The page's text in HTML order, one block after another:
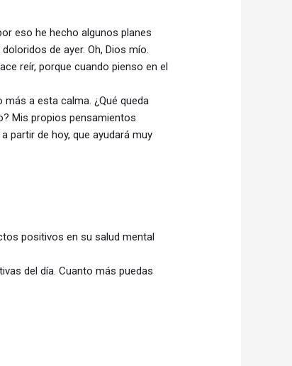
eso he hecho algunos planes
de ayer. Oh, Dios mío.
reír, porque cuando pienso en el
a esta calma. ¿Qué queda
Mis propios pensamientos
partir de hoy, que ayudará muy
positivos en su salud mental
del día. Cuanto más puedas